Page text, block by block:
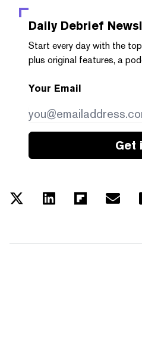
Daily Debrief
Start every day with the
plus original features, a
Your Email
Get